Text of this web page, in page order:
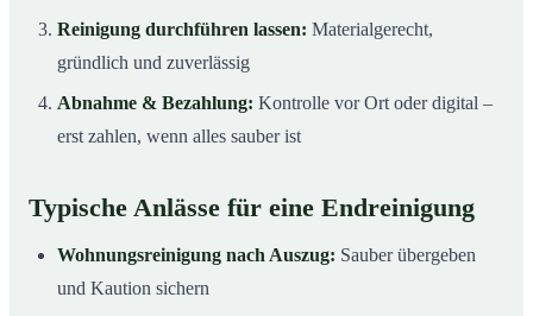
Reinigung durchführen lassen: Materialgerecht,
gründlich und zuverlässig
Abnahme & Bezahlung: Kontrolle vor Ort oder digital –
erst zahlen, wenn alles sauber ist
Typische Anlässe für eine Endreinigung
Wohnungsreinigung nach Auszug: Sauber übergeben
und Kaution sichern